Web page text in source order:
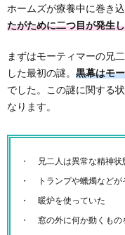
ホームズが療養中に巻き
たがために二つ目が発生
まずはモーティマーの兄
した最初の謎。 黒幕はモ
でした。この謎に関する
なります。
兄二人は異常な精神
トランプや蠟燭など
暖炉を使っていた
窓の外に何か動くも